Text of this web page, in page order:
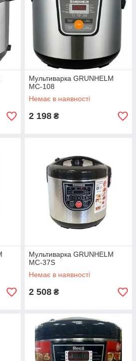
Мультиварка GRUNHELM
MC-108
Немає в наявності
2 198 ₴
Мультиварка GRUNHELM
MC-37S
Немає в наявності
2 508 ₴